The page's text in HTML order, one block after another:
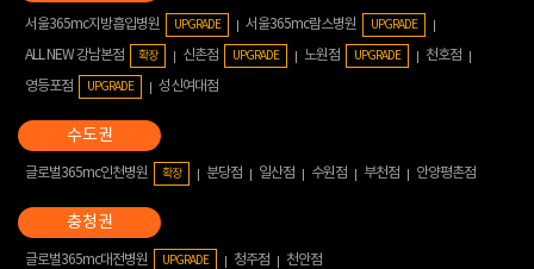
서울365mc지방흡입병원 UPGRADE 서울365mc람스병원 UPGRADE
ALL NEW 강남본점 확장 신촌점 UPGRADE 노원점 UPGRADE
천호점
영등포점
UPGRADE 성신여대점
글로벌365mc인천병원 확장 분당점 일산점 수원점 부천점 안양평촌점
글로벌365mc대전병원 UPGRADE 청주점 천안점